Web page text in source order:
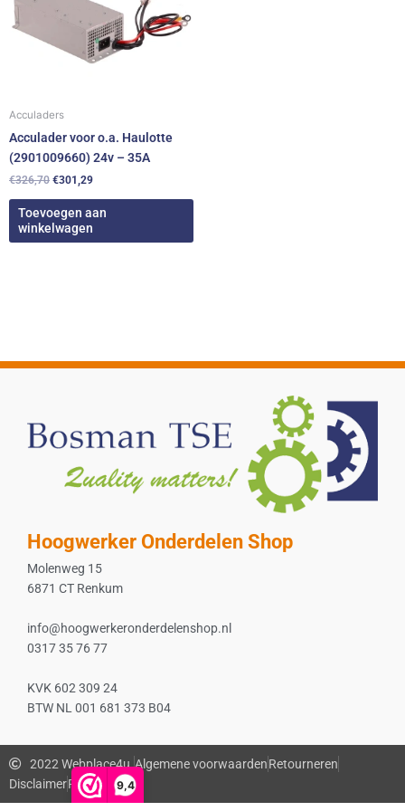
9,4
Acculaders
Acculader voor o.a. Haulotte
(2901009660) 24v – 35A
€326,70 €301,29
Toevoegen aan
winkelwagen
Hoogwerker Onderdelen Shop
Molenweg 15
6871 CT Renkum
info@hoogwerkeronderdelenshop.nl
0317 35 76 77
KVK 602 309 24
BTW NL 001 681 373 B04
2022 Webplace4u.Algemene voorwaardenRetourneren
DisclaimerPrivacybeleid